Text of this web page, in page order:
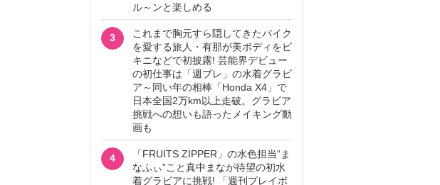
ル～ンと楽しめる
3
これまで胸元すら隠してきたバイク
を愛する旅人・有那が美ボディをビ
キニなどで初披露! 芸能界デビュー
の初仕事は「週プレ」の水着グラビ
ア～同い年の相棒「Honda X4」で
日本全国2万km以上走破。グラビア
挑戦への想いも語ったメイキング動
画も
4
「FRUITS ZIPPER」の水色担当“ま
なふぃ”こと真中まなが待望の初水
着グラビアに挑戦! 「週刊プレイボ